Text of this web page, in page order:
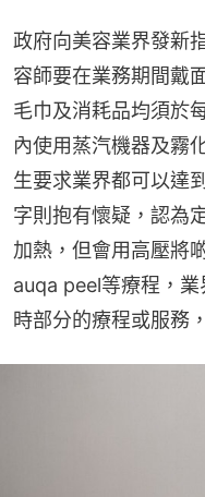
政府向美容業界發新
容師要在業務期間戴
毛巾及消耗品均須於
內使用蒸汽機器及霧
生要求業界都可以達
字則抱有懷疑，認為
加熱，但會用高壓將
auqa peel等療程，
時部分的療程或服務